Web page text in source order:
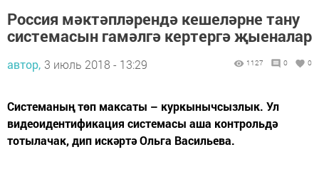
Россия мәктәпләрендә кешеләрне тану
системасын гамәлгә кертергә җыеналар
автор, 3 июль 2018 - 13:29 1127 0 0
Системаның төп максаты – куркынычсызлык. Ул
видеоидентификация системасы аша контрольдә
тотылачак, дип искәртә Ольга Васильева.